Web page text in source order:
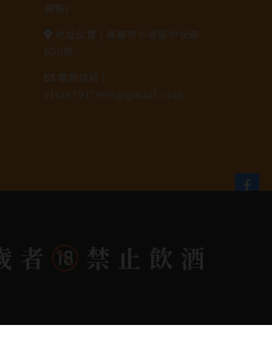
據點)
地址位置 | 高雄市小港區中安路
650號
電郵信箱 |
yixin7917909@gmail.com
者 禁止飲酒